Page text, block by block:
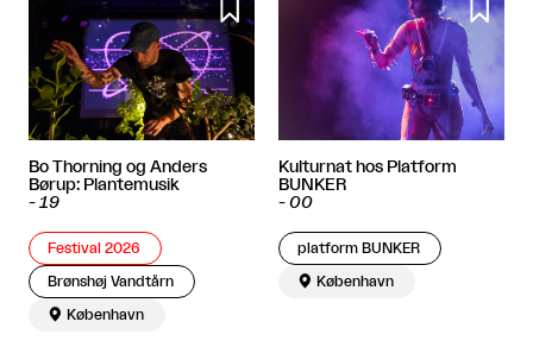

Bo Thorning og Anders
Børup: Plantemusik
- 19
Festival 2026
Brønshøj Vandtårn
 København

Kulturnat hos Platform
BUNKER
- 00
platform BUNKER
 København